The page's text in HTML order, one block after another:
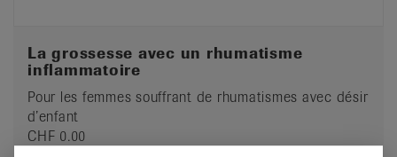
La grossesse avec un rhumatisme
inflammatoire
Pour les femmes souffrant de rhumatismes avec désir
d’enfant
CHF 0.00